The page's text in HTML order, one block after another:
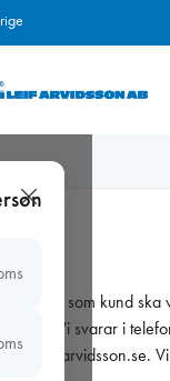
att du som kund
Vi svarar i